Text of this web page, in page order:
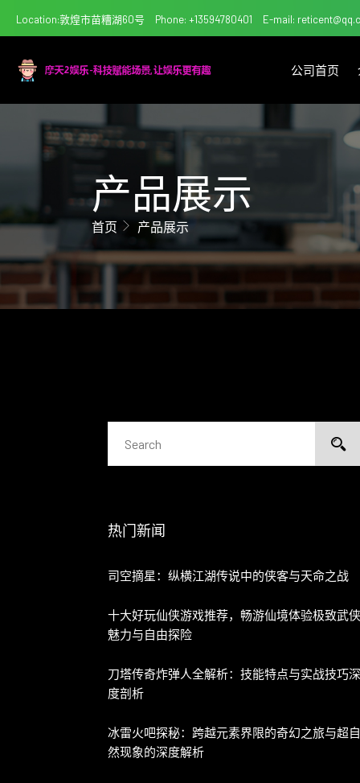
Location:敦煌市苗糟湖60号 Phone: +13594780401 E-mail:
公司首页
产品展示
首页 产品展示
热门新闻
司空摘星：纵横江湖传说中的侠客与天命之战
十大好玩仙侠游戏推荐，畅游仙境体验极致武侠
魅力与自由探险
刀塔传奇炸弹人全解析：技能特点与实战技巧深
度剖析
冰雷火吧探秘：跨越元素界限的奇幻之旅与超自
然现象的深度解析